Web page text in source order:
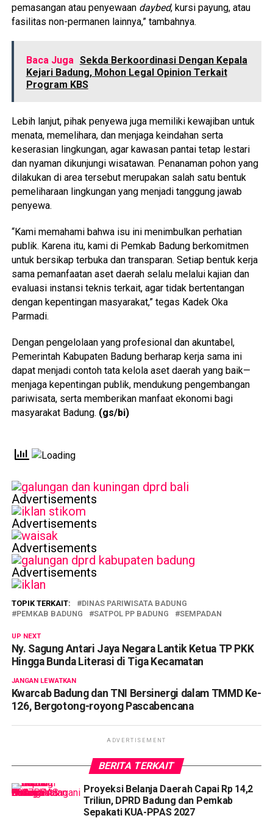
pemasangan atau penyewaan daybed, kursi payung, atau
fasilitas non-permanen lainnya,” tambahnya.
Baca Juga Sekda Berkoordinasi Dengan Kepala
Kejari Badung, Mohon Legal Opinion Terkait
Program KBS
Lebih lanjut, pihak penyewa juga memiliki kewajiban untuk
menata, memelihara, dan menjaga keindahan serta
keserasian lingkungan, agar kawasan pantai tetap lestari
dan nyaman dikunjungi wisatawan. Penanaman pohon yang
dilakukan di area tersebut merupakan salah satu bentuk
pemeliharaan lingkungan yang menjadi tanggung jawab
penyewa.
“Kami memahami bahwa isu ini menimbulkan perhatian
publik. Karena itu, kami di Pemkab Badung berkomitmen
untuk bersikap terbuka dan transparan. Setiap bentuk kerja
sama pemanfaatan aset daerah selalu melalui kajian dan
evaluasi instansi teknis terkait, agar tidak bertentangan
dengan kepentingan masyarakat,” tegas Kadek Oka
Parmadi.
Dengan pengelolaan yang profesional dan akuntabel,
Pemerintah Kabupaten Badung berharap kerja sama ini
dapat menjadi contoh tata kelola aset daerah yang baik—
menjaga kepentingan publik, mendukung pengembangan
pariwisata, serta memberikan manfaat ekonomi bagi
masyarakat Badung. (gs/bi)
Advertisements
Advertisements
Advertisements
Advertisements
TOPIK TERKAIT:
DINAS PARIWISATA BADUNG
PEMKAB BADUNG
SATPOL PP BADUNG SEMPADAN
UP NEXT
Ny. Sagung Antari Jaya Negara Lantik Ketua TP PKK
Hingga Bunda Literasi di Tiga Kecamatan
JANGAN LEWATKAN
Kwarcab Badung dan TNI Bersinergi dalam TMMD Ke-
126, Bergotong-royong Pascabencana
ADVERTISEMENT
BERITA TERKAIT
Proyeksi Belanja Daerah Capai Rp 14,2
Triliun, DPRD Badung dan Pemkab
Sepakati KUA-PPAS 2027